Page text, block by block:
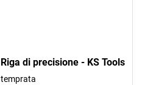
Riga di precisione - KS Tools
temprata